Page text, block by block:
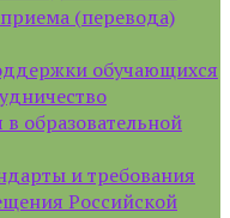
(перевода)
обучающихся
образовательной
и требования
Российской